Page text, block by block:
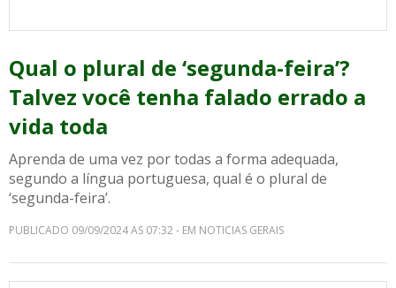
Qual o plural de ‘segunda-feira’?
Talvez você tenha falado errado a
vida toda
Aprenda de uma vez por todas a forma adequada,
segundo a língua portuguesa, qual é o plural de
‘segunda-feira’.
PUBLICADO 09/09/2024 AS 07:32 - EM NOTICIAS GERAIS